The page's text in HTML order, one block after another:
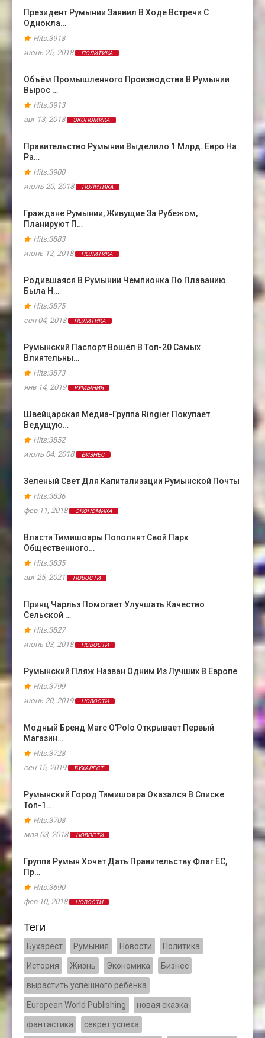
Президент Румынии Заявил В Ходе Встречи С
Однокла…
Hits:3918
июнь 25, 2018
ПОЛИТИКА
Объём Промышленного Производства В Румынии
Вырос …
Hits:3913
авг 13, 2018
ЭКОНОМИКА
Правительство Румынии Выделило 1 Млрд. Евро На
Ра…
Hits:3900
июль 20, 2018
ПОЛИТИКА
Граждане Румынии, Живущие За Рубежом,
Планируют П…
Hits:3883
июнь 12, 2018
ПОЛИТИКА
Родившаяся В Румынии Чемпионка По Плаванию
Была Н…
Hits:3875
сен 04, 2018
ПОЛИТИКА
Румынский Паспорт Вошёл В Топ-20 Самых
Влиятельны…
Hits:3873
янв 14, 2019
РУМЫНИЯ
Швейцарская Медиа-Группа Ringier Покупает
Ведущую…
Hits:3852
июль 04, 2018
БИЗНЕС
Зеленый Свет Для Капитализации Румынской Почты
Hits:3836
фев 11, 2018
ЭКОНОМИКА
Власти Тимишоары Пополнят Свой Парк
Общественного…
Hits:3835
авг 25, 2021
НОВОСТИ
Принц Чарльз Помогает Улучшать Качество
Сельской …
Hits:3827
июнь 03, 2018
НОВОСТИ
Румынский Пляж Назван Одним Из Лучших В Европе
Hits:3799
июнь 20, 2019
НОВОСТИ
Модный Бренд Marc O'Polo Открывает Первый
Магазин…
Hits:3728
сен 15, 2019
БУХАРЕСТ
Румынский Город Тимишоара Оказался В Cписке
Топ-1…
Hits:3708
мая 03, 2018
НОВОСТИ
Группа Румын Хочет Дать Правительству Флаг ЕС,
Пр…
Hits:3690
фев 10, 2018
НОВОСТИ
Теги
Бухарест Румыния Новости Политика
История Жизнь Экономика Бизнес
вырастить успешного ребенка
European World Publishing новая сказка
фантастика секрет успеха